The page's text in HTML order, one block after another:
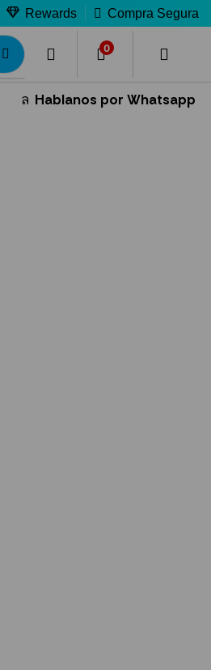
Rewards Compra Segura
0 0
Hablanos por Whatsapp